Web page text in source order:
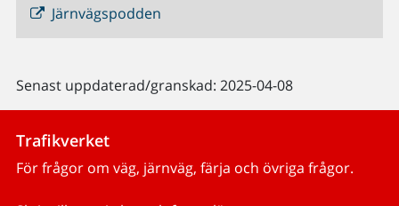
Järnvägspodden
Senast uppdaterad/granskad: 2025-04-08
Trafikverket
För frågor om väg, järnväg, färja och övriga frågor.